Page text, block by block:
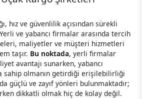
hız ve güvenlilik açısından sürekli
ve yabancı firmalar arasında tercih
maliyetler ve müşteri hizmetleri
taşır. Bu noktada, yerli firmalar
avantajı sunarken, yabancı
sahip olmanın getirdiği erişilebilirliği
güçlü ve zayıf yönleri bulunmaktadır;
dikkatli olmak hiç de kolay değil.